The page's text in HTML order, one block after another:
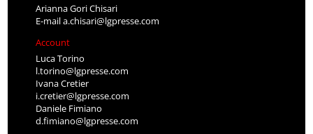
Arianna Gori Chisari
E-maila.chisari@lgpresse.com
Account
Luca Torino
l.torino@lgpresse.com
Ivana Cretier
i.cretier@lgpresse.com
Daniele Fimiano
d.fimiano@lgpresse.com